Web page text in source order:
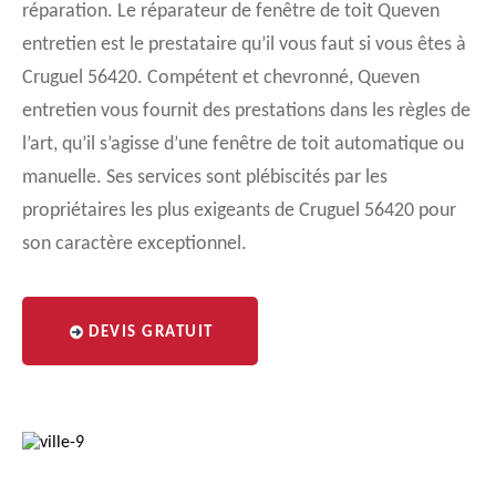
réparation. Le réparateur de fenêtre de toit Queven
entretien est le prestataire qu’il vous faut si vous êtes à
Cruguel 56420. Compétent et chevronné, Queven
entretien vous fournit des prestations dans les règles de
l’art, qu’il s’agisse d’une fenêtre de toit automatique ou
manuelle. Ses services sont plébiscités par les
propriétaires les plus exigeants de Cruguel 56420 pour
son caractère exceptionnel.
DEVIS GRATUIT